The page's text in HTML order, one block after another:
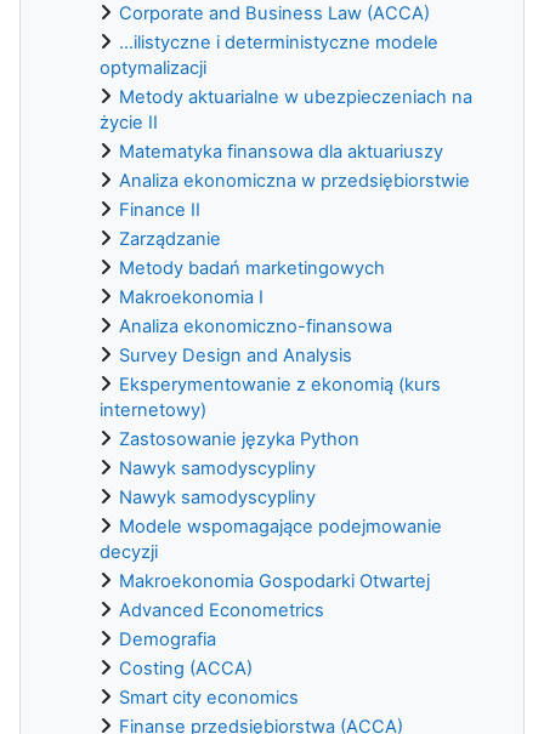
Corporate and Business Law (ACCA)
...ilistyczne i deterministyczne modele
optymalizacji
Metody aktuarialne w ubezpieczeniach na
życie II
Matematyka finansowa dla aktuariuszy
Analiza ekonomiczna w przedsiębiorstwie
Finance II
Zarządzanie
Metody badań marketingowych
Makroekonomia I
Analiza ekonomiczno-finansowa
Survey Design and Analysis
Eksperymentowanie z ekonomią (kurs
internetowy)
Zastosowanie języka Python
Nawyk samodyscypliny
Nawyk samodyscypliny
Modele wspomagające podejmowanie
decyzji
Makroekonomia Gospodarki Otwartej
Advanced Econometrics
Demografia
Costing (ACCA)
Smart city economics
Finanse przedsiębiorstwa (ACCA)